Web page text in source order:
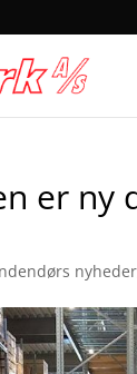
er
nyheder